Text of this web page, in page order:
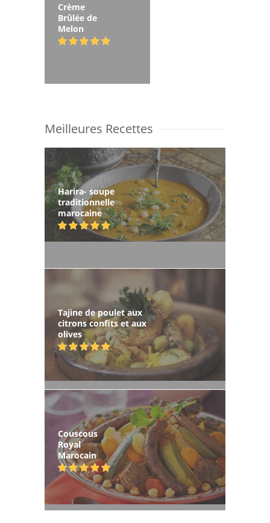
Crème
Brûlée de
Melon
Meilleures Recettes
Harira- soupe
traditionnelle
marocaine
Tajine de poulet aux
citrons confits et aux
olives
Couscous
Royal
Marocain